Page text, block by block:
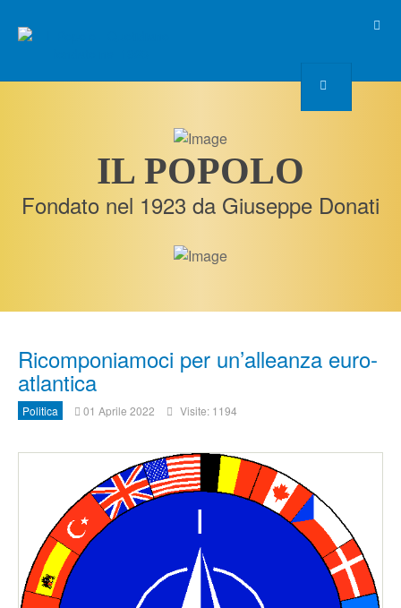
IL POPOLO
Fondato nel 1923 da Giuseppe Donati
Ricomponiamoci per un’alleanza euro-
atlantica
Politica 01 Aprile 2022 Visite: 1194